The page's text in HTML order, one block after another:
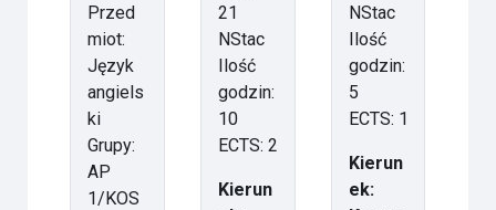
Przed
miot:
Język
angiels
ki
Grupy:
AP
1/KOS
21
NStac
Ilość
godzin:
10
ECTS: 2
Kierun
NStac
Ilość
godzin:
5
ECTS: 1
Kierun
ek: